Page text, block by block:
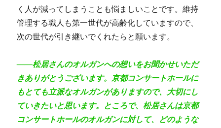
く人が減ってしまうことも悩ましいことです。維持
管理する職人も第一世代が高齢化していますので、
次の世代が引き継いでくれたらと願います。
――松居さんのオルガンへの想いをお聞かせいただ
きありがとうございます。京都コンサートホールに
もとても立派なオルガンがありますので、大切にし
ていきたいと思います。ところで、松居さんは京都
コンサートホールのオルガンに対して、どのような